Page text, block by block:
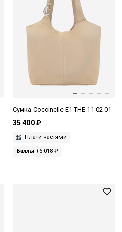
Сумка Coccinelle E1 THE 11 02 01
35 400 ₽
Плати частями
Баллы+6 018 ₽